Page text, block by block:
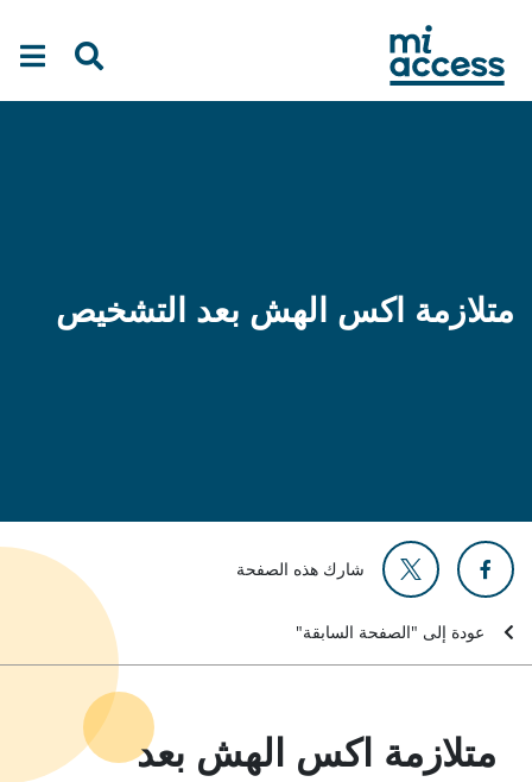
main
content
متلازمة اكس الهش بعد التشخيص
شارك هذه الصفحة
عودة إلى "الصفحة السابقة"
متلازمة اكس الهش بعد